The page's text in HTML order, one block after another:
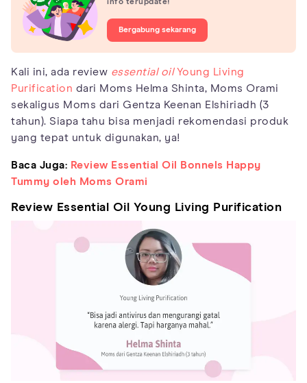
info terupdate!
Bergabung sekarang
Kali ini, ada review essential oilYoung Living
Purification dari Moms Helma Shinta, Moms Orami
sekaligus Moms dari Gentza Keenan Elshiriadh (3
tahun). Siapa tahu bisa menjadi rekomendasi produk
yang tepat untuk digunakan, ya!
Baca Juga: Review Essential Oil Bonnels Happy
Tummy oleh Moms Orami
Review Essential Oil Young Living Purification